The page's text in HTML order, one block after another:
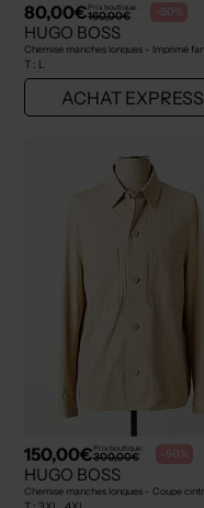
80,00€Prix boutique :
160,00€ -50%
HUGO BOSS
T : L
ACHAT EXPRESS
150,00€Prix boutique :
300,00€ -50%
HUGO BOSS